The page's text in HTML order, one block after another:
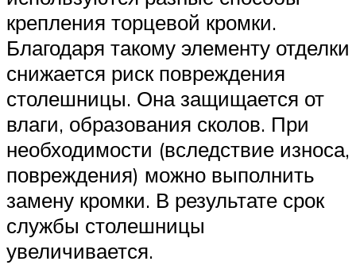
крепления торцевой кромки.
Благодаря такому элементу отделки
снижается риск повреждения
столешницы. Она защищается от
влаги, образования сколов. При
необходимости (вследствие износа,
повреждения) можно выполнить
замену кромки. В результате срок
службы столешницы
увеличивается.